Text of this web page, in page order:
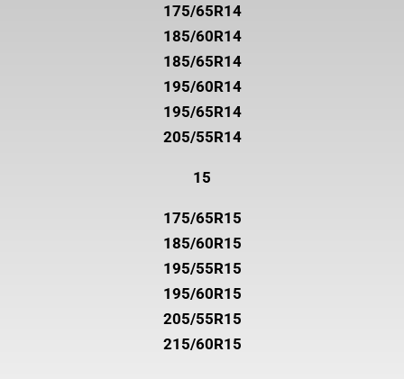
175/65R14
185/60R14
185/65R14
195/60R14
195/65R14
205/55R14
15
175/65R15
185/60R15
195/55R15
195/60R15
205/55R15
215/60R15